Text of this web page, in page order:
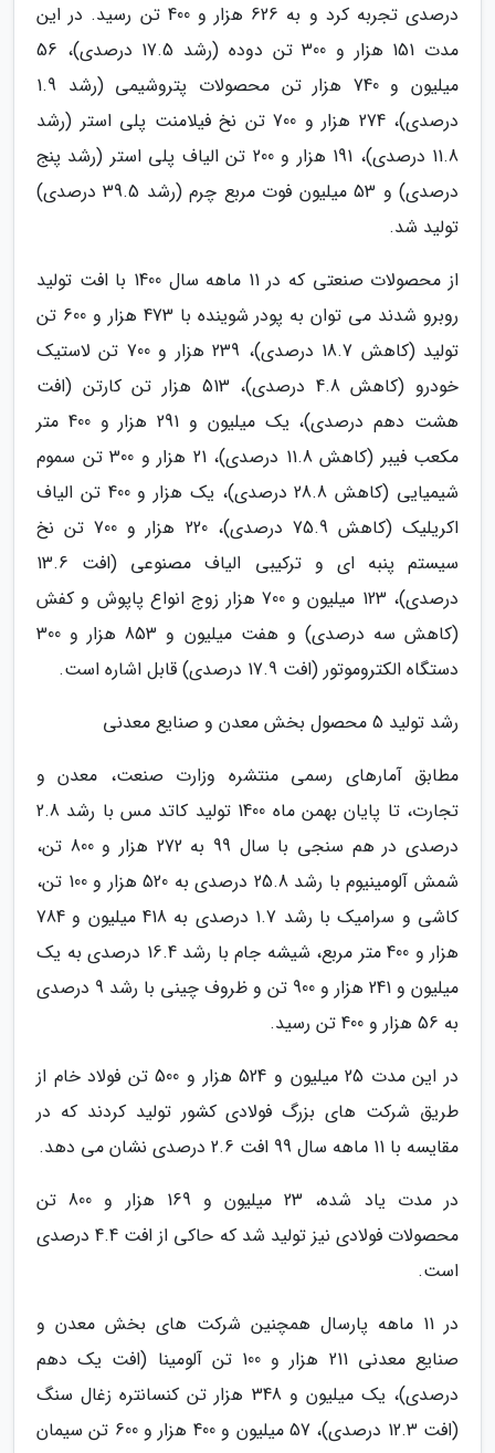
درصدی تجربه کرد و به 626 هزار و 400 تن رسید. در این
مدت 151 هزار و 300 تن دوده (رشد 17.5 درصدی)، 56
میلیون و 740 هزار تن محصولات پتروشیمی (رشد 1.9
درصدی)، 274 هزار و 700 تن نخ فیلامنت پلی استر (رشد
11.8 درصدی)، 191 هزار و 200 تن الیاف پلی استر (رشد پنج
درصدی) و 53 میلیون فوت مربع چرم (رشد 39.5 درصدی)
تولید شد.
از محصولات صنعتی که در 11 ماهه سال 1400 با افت تولید
روبرو شدند می توان به پودر شوینده با 473 هزار و 600 تن
تولید (کاهش 18.7 درصدی)، 239 هزار و 700 تن لاستیک
خودرو (کاهش 4.8 درصدی)، 513 هزار تن کارتن (افت
هشت دهم درصدی)، یک میلیون و 291 هزار و 400 متر
مکعب فیبر (کاهش 11.8 درصدی)، 21 هزار و 300 تن سموم
شیمیایی (کاهش 28.8 درصدی)، یک هزار و 400 تن الیاف
اکریلیک (کاهش 75.9 درصدی)، 220 هزار و 700 تن نخ
سیستم پنبه ای و ترکیبی الیاف مصنوعی (افت 13.6
درصدی)، 123 میلیون و 700 هزار زوج انواع پاپوش و کفش
(کاهش سه درصدی) و هفت میلیون و 853 هزار و 300
دستگاه الکتروموتور (افت 17.9 درصدی) قابل اشاره است.
رشد تولید 5 محصول بخش معدن و صنایع معدنی
مطابق آمارهای رسمی منتشره وزارت صنعت، معدن و
تجارت، تا پایان بهمن ماه 1400 تولید کاتد مس با رشد 2.8
درصدی در هم سنجی با سال 99 به 272 هزار و 800 تن،
شمش آلومینیوم با رشد 25.8 درصدی به 520 هزار و 100 تن،
کاشی و سرامیک با رشد 1.7 درصدی به 418 میلیون و 784
هزار و 400 متر مربع، شیشه جام با رشد 16.4 درصدی به یک
میلیون و 241 هزار و 900 تن و ظروف چینی با رشد 9 درصدی
به 56 هزار و 400 تن رسید.
در این مدت 25 میلیون و 524 هزار و 500 تن فولاد خام از
طریق شرکت های بزرگ فولادی کشور تولید کردند که در
مقایسه با 11 ماهه سال 99 افت 2.6 درصدی نشان می دهد.
در مدت یاد شده، 23 میلیون و 169 هزار و 800 تن
محصولات فولادی نیز تولید شد که حاکی از افت 4.4 درصدی
است.
در 11 ماهه پارسال همچنین شرکت های بخش معدن و
صنایع معدنی 211 هزار و 100 تن آلومینا (افت یک دهم
درصدی)، یک میلیون و 348 هزار تن کنسانتره زغال سنگ
(افت 12.3 درصدی)، 57 میلیون و 400 هزار و 600 تن سیمان